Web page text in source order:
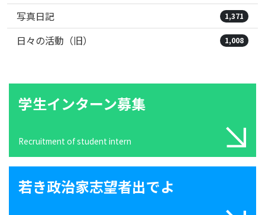
写真日記 1,371
日々の活動（旧） 1,008
学生インターン募集
Recruitment of student intern
若き政治家志望者出でよ